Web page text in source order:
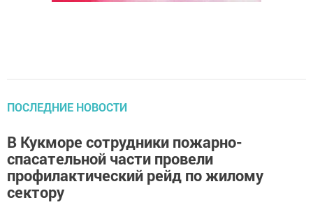
ПОСЛЕДНИЕ НОВОСТИ
В Кукморе сотрудники пожарно-
спасательной части провели
профилактический рейд по жилому
сектору